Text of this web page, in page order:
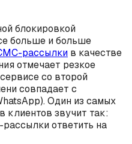
блокировкой
больше и больше
рассылки в качестве
отмечает резкое
со второй
совпадает с
Один из самых
клиентов звучит так:
ответить на